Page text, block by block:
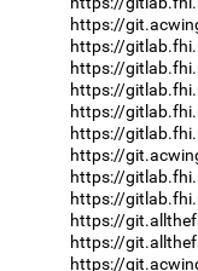
https://
https://
https://
https://
https://
https://
https://
https://
https://
https://
https://
https://